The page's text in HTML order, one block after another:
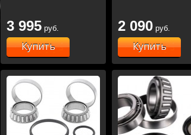
(29-5066)
3 995 руб.
Купить
(29-5066)
2 090 руб.
Купить